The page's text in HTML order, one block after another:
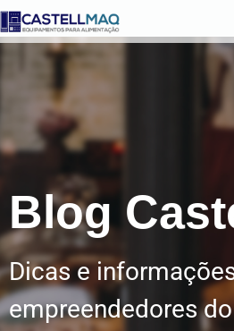
Tempo de leitura:
Blog
Dicas e
empreendedores